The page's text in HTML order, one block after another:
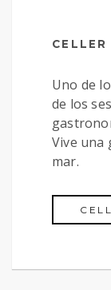
CELLER
Uno de
de los
Vive una
mar.